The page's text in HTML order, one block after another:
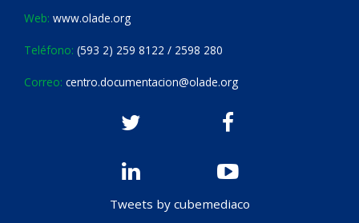
Web: www.olade.org
Teléfono: (593 2) 259 8122 / 2598 280
Correo: centro.documentacion@olade.org
Tweets by cubemediaco